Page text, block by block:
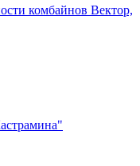
комбайнов Вектор,